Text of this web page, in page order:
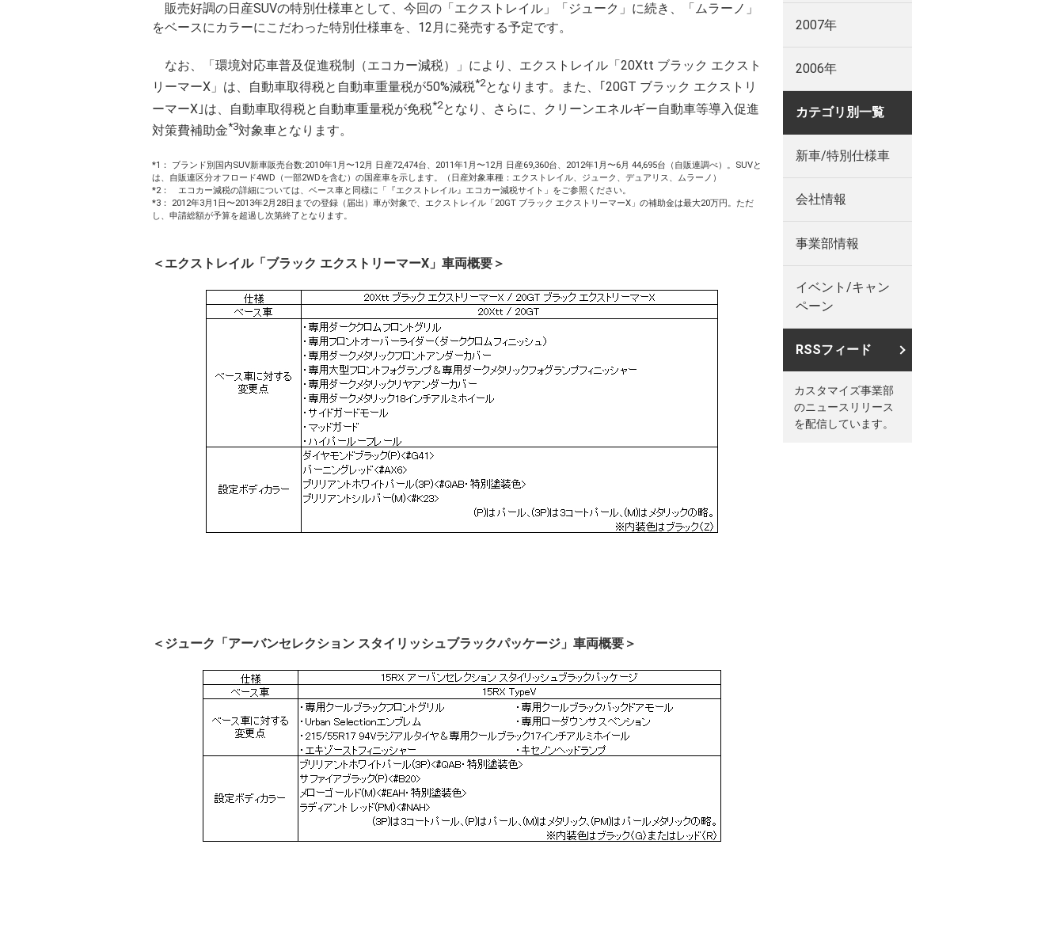
販売好調の日産SUVの特別仕様車として、今回の「エクストレイル」「ジューク」に続き、「ムラーノ」
をベースにカラーにこだわった特別仕様車を、12月に発売する予定です。
なお、「環境対応車普及促進税制（エコカー減税）」により、エクストレイル「20Xtt ブラック エクスト
リーマーX」は、自動車取得税と自動車重量税が50%減税*2となります。また、｢20GT ブラック エクストリ
ーマーX｣は、自動車取得税と自動車重量税が免税*2となり、さらに、クリーンエネルギー自動車等導入促進
対策費補助金*3対象車となります。
*1： ブランド別国内SUV新車販売台数:2010年1月〜12月 日産72,474台、2011年1月〜12月 日産69,360台、2012年1月〜6月 44,695台（自販連調べ）。SUVと
は、自販連区分オフロード4WD（一部2WDを含む）の国産車を示します。（日産対象車種：エクストレイル、ジューク、デュアリス、ムラーノ）
*2： エコカー減税の詳細については、ベース車と同様に「『エクストレイル』エコカー減税サイト」をご参照ください。
*3： 2012年3月1日〜2013年2月28日までの登録（届出）車が対象で、エクストレイル「20GT ブラック エクストリーマーX」の補助金は最大20万円。ただ
し、申請総額が予算を超過し次第終了となります。
＜エクストレイル「ブラック エクストリーマーX」車両概要＞
＜ジューク「アーバンセレクション スタイリッシュブラックパッケージ」車両概要＞
2007年
2006年
カテゴリ別一覧
新車/特別仕様車
会社情報
事業部情報
イベント/キャン
ペーン
RSSフィード
カスタマイズ事業部
のニュースリリース
を配信しています。